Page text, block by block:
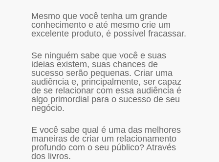
Mesmo que você tenha um grande
conhecimento e até mesmo crie um
excelente produto, é possível fracassar.
Se ninguém sabe que você e suas
ideias existem, suas chances de
sucesso serão pequenas. Criar uma
audiência e, principalmente, ser capaz
de se relacionar com essa audiência é
algo primordial para o sucesso de seu
negócio.
E você sabe qual é uma das melhores
maneiras de criar um relacionamento
profundo com o seu público? Através
dos livros.